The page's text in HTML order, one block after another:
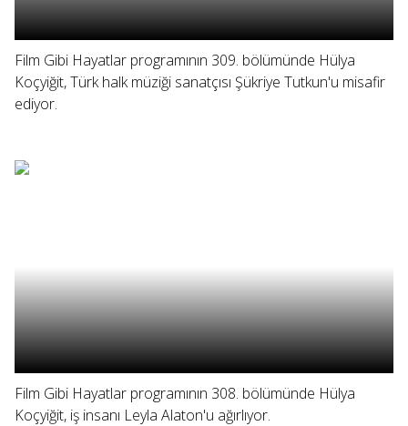
Film Gibi Hayatlar programının 309. bölümünde Hülya
Koçyiğit, Türk halk müziği sanatçısı Şükriye Tutkun'u misafir
ediyor.
Film Gibi Hayatlar programının 308. bölümünde Hülya
Koçyiğit, iş insanı Leyla Alaton'u ağırlıyor.